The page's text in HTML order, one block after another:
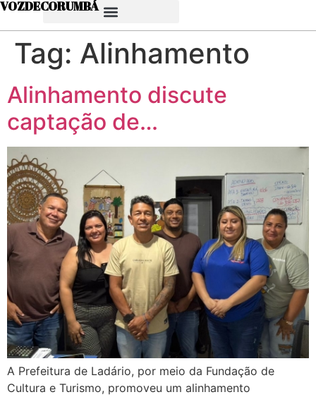
VOZDECORUMBÁ
Tag: Alinhamento
Alinhamento discute
captação de…
A Prefeitura de Ladário, por meio da Fundação de
Cultura e Turismo, promoveu um alinhamento